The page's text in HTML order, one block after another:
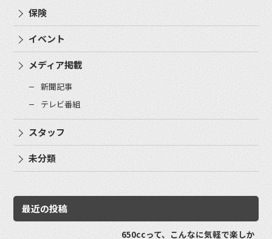
保険
イベント
メディア掲載
新聞記事
テレビ番組
スタッフ
未分類
最近の投稿
650ccって、こんなに気軽で楽しか